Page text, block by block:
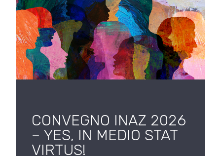
CONVEGNO INAZ 2026
– YES, IN MEDIO STAT
VIRTUS!